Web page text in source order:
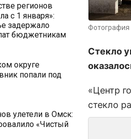
регионов
с 1 января»:
задержало
бюджетникам
округе
попали под
улетели в Омск:
«Чистый
Фотография
Стекло
«Центр
стекло